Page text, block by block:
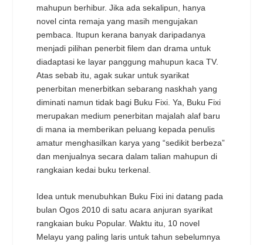
mahupun berhibur. Jika ada sekalipun, hanya
novel cinta remaja yang masih mengujakan
pembaca. Itupun kerana banyak daripadanya
menjadi pilihan penerbit filem dan drama untuk
diadaptasi ke layar panggung mahupun kaca TV.
Atas sebab itu, agak sukar untuk syarikat
penerbitan menerbitkan sebarang naskhah yang
diminati namun tidak bagi Buku Fixi. Ya, Buku Fixi
merupakan medium penerbitan majalah alaf baru
di mana ia memberikan peluang kepada penulis
amatur menghasilkan karya yang “sedikit berbeza”
dan menjualnya secara dalam talian mahupun di
rangkaian kedai buku terkenal.
Idea untuk menubuhkan Buku Fixi ini datang pada
bulan Ogos 2010 di satu acara anjuran syarikat
rangkaian buku Popular. Waktu itu, 10 novel
Melayu yang paling laris untuk tahun sebelumnya